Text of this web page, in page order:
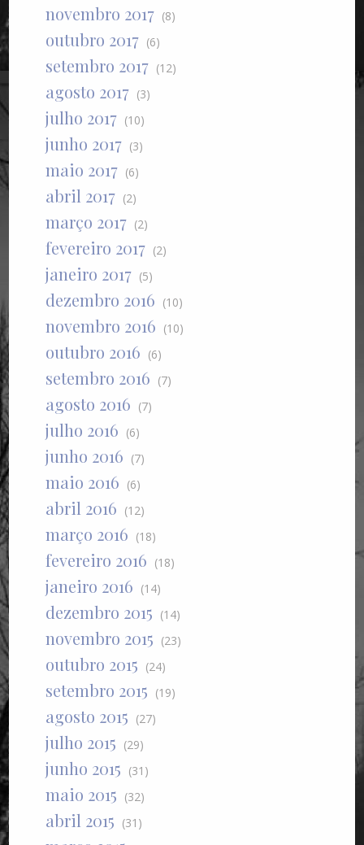
novembro 2017 (8)
outubro 2017 (6)
setembro 2017 (12)
agosto 2017 (3)
julho 2017 (10)
junho 2017 (3)
maio 2017 (6)
abril 2017 (2)
março 2017 (2)
fevereiro 2017 (2)
janeiro 2017 (5)
dezembro 2016 (10)
novembro 2016 (10)
outubro 2016 (6)
setembro 2016 (7)
agosto 2016 (7)
julho 2016 (6)
junho 2016 (7)
maio 2016 (6)
abril 2016 (12)
março 2016 (18)
fevereiro 2016 (18)
janeiro 2016 (14)
dezembro 2015 (14)
novembro 2015 (23)
outubro 2015 (24)
setembro 2015 (19)
agosto 2015 (27)
julho 2015 (29)
junho 2015 (31)
maio 2015 (32)
abril 2015 (31)